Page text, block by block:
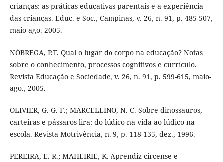
crianças: as práticas educativas parentais e a experiência
das crianças. Educ. e Soc., Campinas, v. 26, n. 91, p. 485-507,
maio-ago. 2005.
NÓBREGA, P.T. Qual o lugar do corpo na educação? Notas
sobre o conhecimento, processos cognitivos e currículo.
Revista Educação e Sociedade, v. 26, n. 91, p. 599-615, maio-
ago., 2005.
OLIVIER, G. G. F.; MARCELLINO, N. C. Sobre dinossauros,
carteiras e pássaros-lira: do lúdico na vida ao lúdico na
escola. Revista Motrivência, n. 9, p. 118-135, dez., 1996.
PEREIRA, E. R.; MAHEIRIE, K. Aprendiz circense e